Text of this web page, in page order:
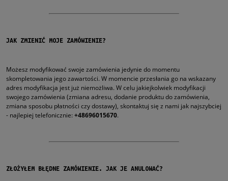
JAK ZMIENIĆ MOJE ZAMÓWIENIE?
Możesz modyfikować swoje zamówienia jedynie do momentu
skompletowania jego zawartości. W momencie przesłania go na wskazany
adres modyfikacja jest już niemożliwa. W celu jakiejkolwiek modyfikacji
swojego zamówienia (zmiana adresu, dodanie produktu do zamówienia,
zmiana sposobu płatności czy dostawy), skontaktuj się z nami jak najszybciej
- najlepiej telefonicznie: +48696015670.
ZŁOŻYŁEM BŁĘDNE ZAMÓWIENIE. JAK JE ANULOWAĆ?